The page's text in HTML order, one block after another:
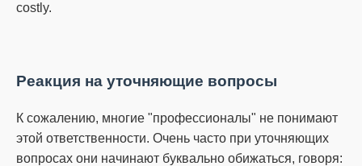
costly.
Реакция на уточняющие вопросы
К сожалению, многие "профессионалы" не понимают
этой ответственности. Очень часто при уточняющих
вопросах они начинают буквально обижаться, говоря: